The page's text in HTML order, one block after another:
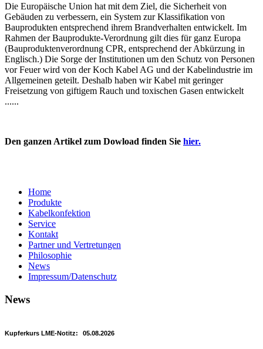
Die Europäische Union hat mit dem Ziel, die Sicherheit von
Gebäuden zu verbessern, ein System zur Klassifikation von
Bauprodukten entsprechend ihrem Brandverhalten entwickelt. Im
Rahmen der Bauprodukte-Verordnung gilt dies für ganz Europa
(Bauproduktenverordnung CPR, entsprechend der Abkürzung in
Englisch.) Die Sorge der Institutionen um den Schutz von Personen
vor Feuer wird von der Koch Kabel AG und der Kabelindustrie im
Allgemeinen geteilt. Deshalb haben wir Kabel mit geringer
Freisetzung von giftigem Rauch und toxischen Gasen entwickelt
......
Den ganzen Artikel zum Dowload finden Sie hier.
Home
Produkte
Kabelkonfektion
Service
Kontakt
Partner und Vertretungen
Philosophie
News
Impressum/Datenschutz
News
Kupferkurs LME-Notitz: 05.08.2026